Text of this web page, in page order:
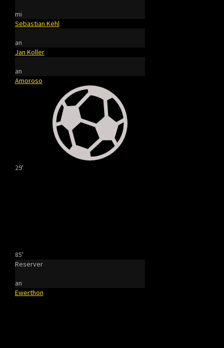
mi
Sebastian Kehl
an
Jan Koller
an
Amoroso
29'
85'
Reserver
an
Ewerthon